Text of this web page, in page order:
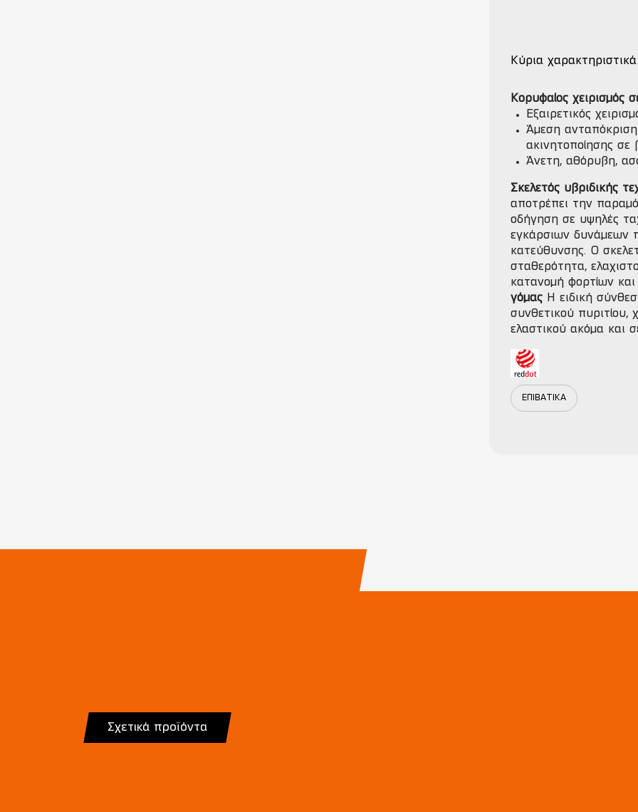
Κύρια χαρακτηριστικά
Κορυφαίος χειρισμός
Εξαιρετικός
Άμεση
ακινητοποίησης
Άνετη, αθόρυβη,
Σκελετός υβριδικής
αποτρέπει την
οδήγηση σε υψηλές
εγκάρσιων δυνάμεων
κατεύθυνσης. Ο
σταθερότητα,
κατανομή φορτίων και
γόμαςΗ ειδική
συνθετικού πυριτίου,
ελαστικού ακόμα και
ΕΠΙΒΑΤΙΚΑ
Σχετικά προϊόντα